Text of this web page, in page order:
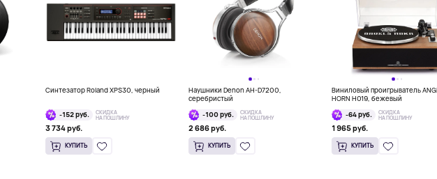
Синтезатор Roland XPS30, черный
-152 руб.
СКИДКА
НА ПОШЛИНУ
3 734 руб.
КУПИТЬ
Наушники Denon AH-D7200,
серебристый
-100 руб.
СКИДКА
НА ПОШЛИНУ
2 686 руб.
КУПИТЬ
Виниловый проигрыватель
HORN H019, бежевый
-64 руб.
СКИДКА
НА ПОШЛИНУ
1 965 руб.
КУПИТЬ